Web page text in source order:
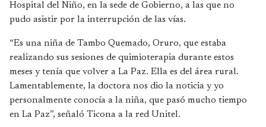
Hospital del Niño, en la sede de Gobierno, a las que no
pudo asistir por la interrupción de las vías.
“Es una niña de Tambo Quemado, Oruro, que estaba
realizando sus sesiones de quimioterapia durante estos
meses y tenía que volver a La Paz. Ella es del área rural.
Lamentablemente, la doctora nos dio la noticia y yo
personalmente conocía a la niña, que pasó mucho tiempo
en La Paz”, señaló Ticona a la red Unitel.